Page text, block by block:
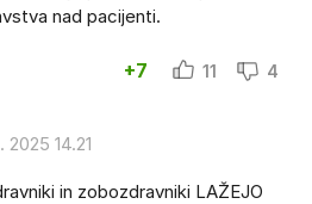
nad pacijenti.
+7 11 4
2025 14.21
in zobozdravniki LAŽEJO